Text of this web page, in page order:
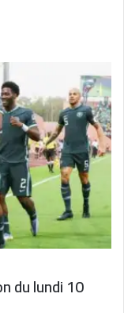
du lundi 10